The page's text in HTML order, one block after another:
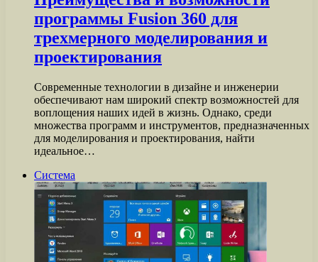
программы Fusion 360 для
трехмерного моделирования и
проектирования
Современные технологии в дизайне и инженерии
обеспечивают нам широкий спектр возможностей для
воплощения наших идей в жизнь. Однако, среди
множества программ и инструментов, предназначенных
для моделирования и проектирования, найти
идеальное…
Система